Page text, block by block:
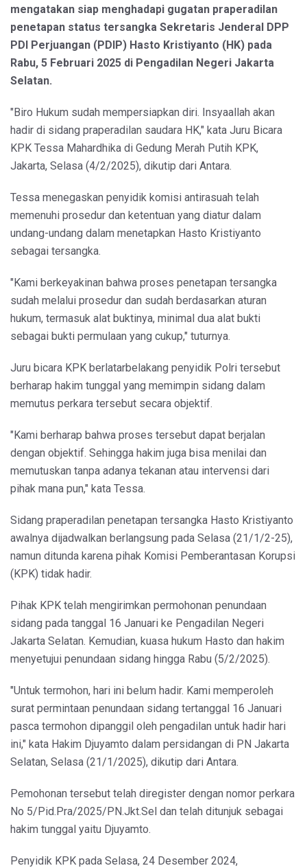
mengatakan siap menghadapi gugatan praperadilan
penetapan status tersangka Sekretaris Jenderal DPP
PDI Perjuangan (PDIP) Hasto Kristiyanto (HK) pada
Rabu, 5 Februari 2025 di Pengadilan Negeri Jakarta
Selatan.
"Biro Hukum sudah mempersiapkan diri. Insyaallah akan
hadir di sidang praperadilan saudara HK," kata Juru Bicara
KPK Tessa Mahardhika di Gedung Merah Putih KPK,
Jakarta, Selasa (4/2/2025), dikutip dari Antara.
Tessa menegaskan penyidik komisi antirasuah telah
memenuhi prosedur dan ketentuan yang diatur dalam
undang-undang dalam menetapkan Hasto Kristiyanto
sebagai tersangka.
"Kami berkeyakinan bahwa proses penetapan tersangka
sudah melalui prosedur dan sudah berdasarkan aturan
hukum, termasuk alat buktinya, minimal dua alat bukti
sebagai bukti permulaan yang cukup," tuturnya.
Juru bicara KPK berlatarbelakang penyidik Polri tersebut
berharap hakim tunggal yang memimpin sidang dalam
memutus perkara tersebut secara objektif.
"Kami berharap bahwa proses tersebut dapat berjalan
dengan objektif. Sehingga hakim juga bisa menilai dan
memutuskan tanpa adanya tekanan atau intervensi dari
pihak mana pun," kata Tessa.
Sidang praperadilan penetapan tersangka Hasto Kristiyanto
awalnya dijadwalkan berlangsung pada Selasa (21/1/2-25),
namun ditunda karena pihak Komisi Pemberantasan Korupsi
(KPK) tidak hadir.
Pihak KPK telah mengirimkan permohonan penundaan
sidang pada tanggal 16 Januari ke Pengadilan Negeri
Jakarta Selatan. Kemudian, kuasa hukum Hasto dan hakim
menyetujui penundaan sidang hingga Rabu (5/2/2025).
"Untuk termohon, hari ini belum hadir. Kami memperoleh
surat permintaan penundaan sidang tertanggal 16 Januari
pasca termohon dipanggil oleh pengadilan untuk hadir hari
ini," kata Hakim Djuyamto dalam persidangan di PN Jakarta
Selatan, Selasa (21/1/2025), dikutip dari Antara.
Pemohonan tersebut telah diregister dengan nomor perkara
No 5/Pid.Pra/2025/PN.Jkt.Sel dan telah ditunjuk sebagai
hakim tunggal yaitu Djuyamto.
Penyidik KPK pada Selasa, 24 Desember 2024,